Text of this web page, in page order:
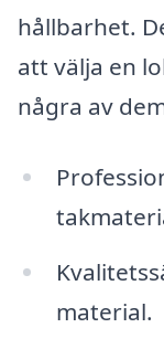
hållbarhet.
att välja en
några av
material.